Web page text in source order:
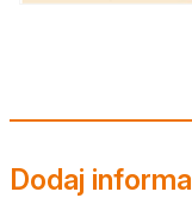
Dodaj